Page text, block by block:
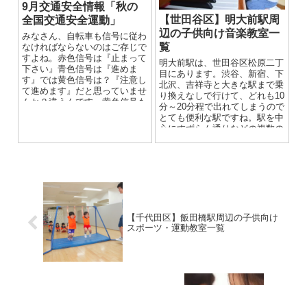
9月交通安全情報「秋の
全国交通安全運動」
みなさん、自転車も信号に従わ
なければならないのはご存じで
すよね。赤色信号は『止まって
下さい』青色信号は『進めま
す』では黄色信号は？『注意し
て進めます』だと思っていませ
んか？違うんです。黄色信号も
位置で止まらなければなりませ
かっていて安全に止まれない場
合は、追突等の事故を防ぐため
に『注意して進めます』になり
ますが、原則『止まって下さ
い』だという事をしっかり覚え
て下さい。みなさん、どんなに
急いでいても信号を守って下さ
【世田谷区】明大前駅周
辺の子供向け音楽教室一
覧
明大前駅は、世田谷区松原二丁
目にあります。渋谷、新宿、下
北沢、吉祥寺と大きな駅まで乗
り換えなしで行けて、どれも10
分～20分程で出れてしまうので
とても便利な駅ですね。駅を中
心にすずらん通りなどの複数の
【千代田区】飯田橋駅周辺の子供向け
スポーツ・運動教室一覧